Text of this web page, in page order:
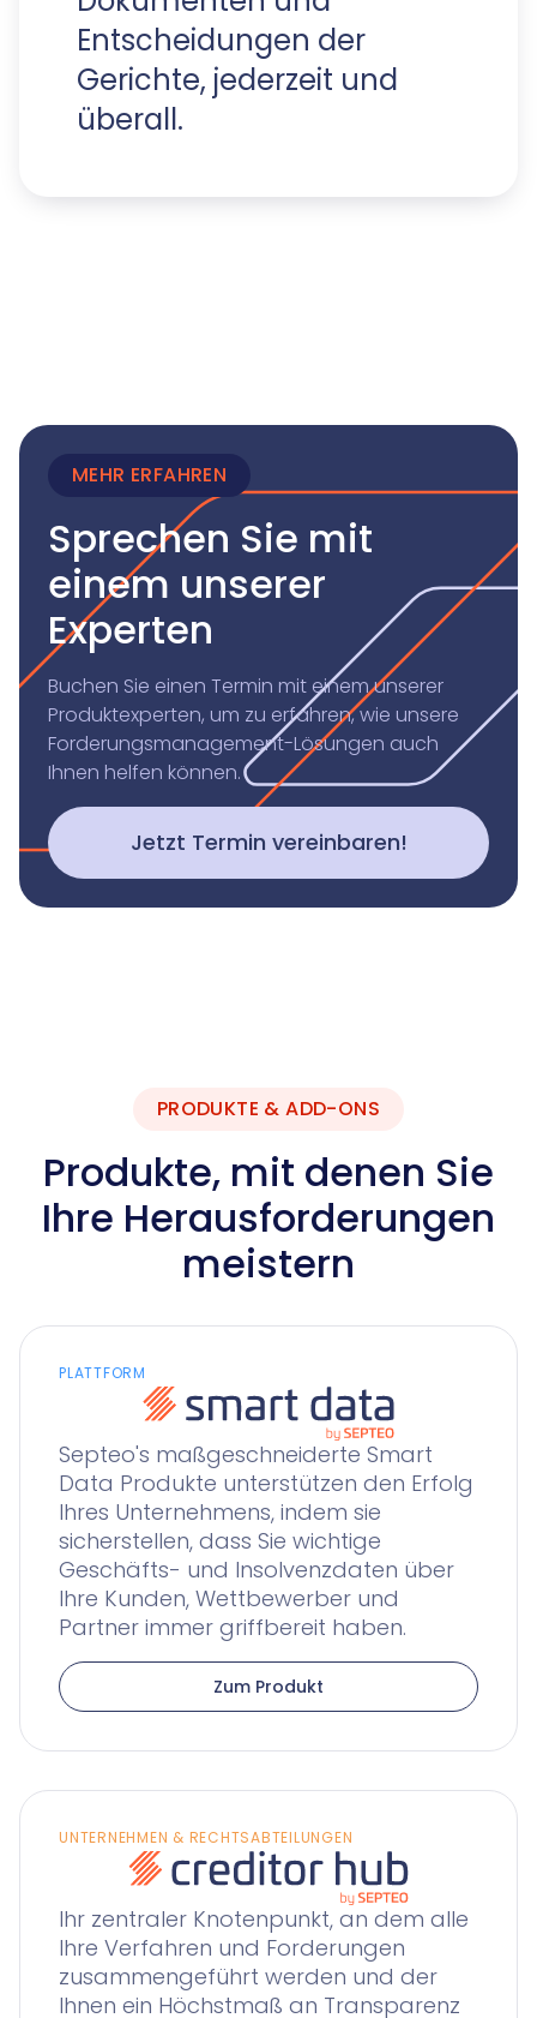
Entscheidungen der
Gerichte, jederzeit und
überall.
MEHR ERFAHREN
Sprechen Sie mit
einem unserer
Experten
Buchen Sie einen Termin mit einem unserer
Produktexperten, um zu erfahren, wie unsere
Forderungsmanagement-Lösungen auch
Ihnen helfen können.
Jetzt Termin vereinbaren!
PRODUKTE & ADD-ONS
Produkte, mit denen Sie
Ihre Herausforderungen
meistern
PLATTFORM
Septeo's maßgeschneiderte Smart
Data Produkte unterstützen den Erfolg
Ihres Unternehmens, indem sie
sicherstellen, dass Sie wichtige
Geschäfts- und Insolvenzdaten über
Ihre Kunden, Wettbewerber und
Partner immer griffbereit haben.
Zum Produkt
UNTERNEHMEN & RECHTSABTEILUNGEN
Ihr zentraler Knotenpunkt, an dem alle
Ihre Verfahren und Forderungen
zusammengeführt werden und der
Ihnen ein Höchstmaß an Transparenz